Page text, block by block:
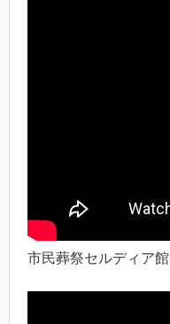
市民葬祭セルディア館